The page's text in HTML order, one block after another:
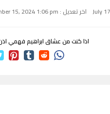
اخر تعديل : September 15, 2024 1:06 pm
اذا كنت من عشاق ابراهيم فهمي